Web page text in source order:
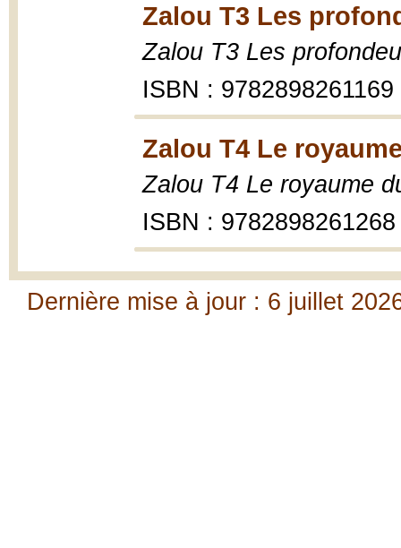
Zalou T3 Les
Zalou T3 Les
ISBN : 9782898261169
Zalou T4 Le
Zalou T4 Le royaume
ISBN : 9782898261268
Dernière mise à jour : 6 juillet